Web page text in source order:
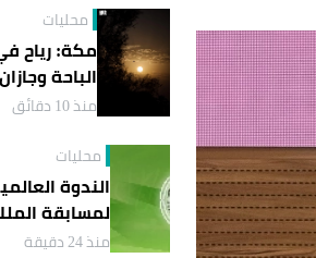
محليات
الباحة
منذ 10 دقائق
محليات
الندوة
لمسابقة
منذ 24 دقيقة